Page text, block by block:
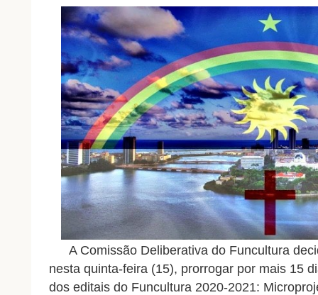
A Comissão Deliberativa do Funcultura
nesta quinta-feira (15), prorrogar por mais 15
dos editais do Funcultura 2020-2021: